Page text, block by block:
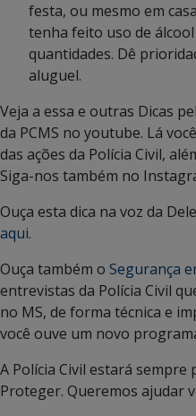
festa, ou mesmo em
tenha feito uso de
quantidades. Dê
aluguel.
Veja a essa e outras Dicas
da PCMS no youtube. Lá
das ações da Polícia Civil,
Siga-nos também no
Ouça esta dica na voz da
aqui.
Ouça também o Segurança
entrevistas da Polícia Civil
no MS, de forma técnica e
você ouve um novo
A Polícia Civil estará sempre
Proteger. Queremos ajudar